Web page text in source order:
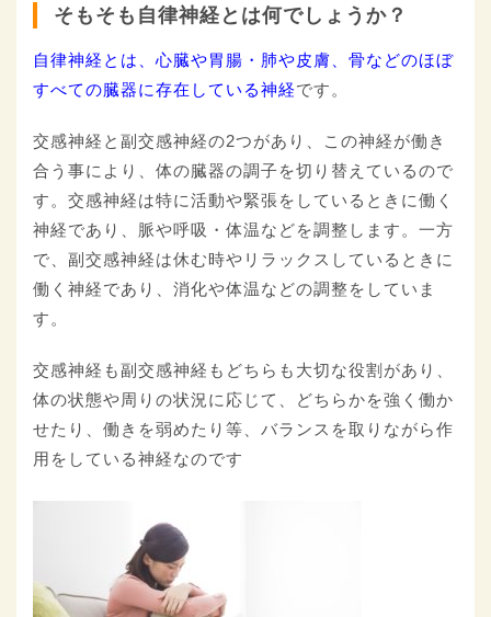
そもそも自律神経とは何でしょうか？
自律神経とは、心臓や胃腸・肺や皮膚、骨などのほぼ
すべての臓器に存在している神経です。
交感神経と副交感神経の2つがあり、この神経が働き
合う事により、体の臓器の調子を切り替えているので
す。交感神経は特に活動や緊張をしているときに働く
神経であり、脈や呼吸・体温などを調整します。一方
で、副交感神経は休む時やリラックスしているときに
働く神経であり、消化や体温などの調整をしていま
す。
交感神経も副交感神経もどちらも大切な役割があり、
体の状態や周りの状況に応じて、どちらかを強く働か
せたり、働きを弱めたり等、バランスを取りながら作
用をしている神経なのです